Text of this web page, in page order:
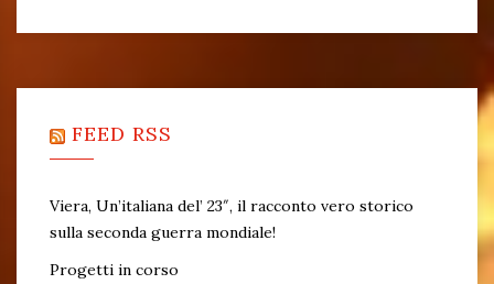
FEED RSS
Viera, Un’italiana del’ 23″, il racconto vero storico
sulla seconda guerra mondiale!
Progetti in corso